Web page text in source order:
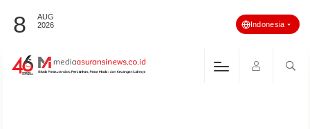
8
AUG
2026
Indonesia